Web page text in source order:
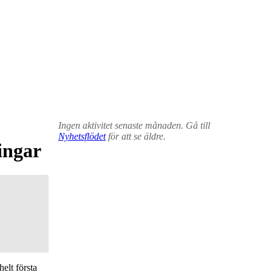
första
Ingen aktivitet senaste månaden. Gå till
Nyhetsflödetför att se äldre.